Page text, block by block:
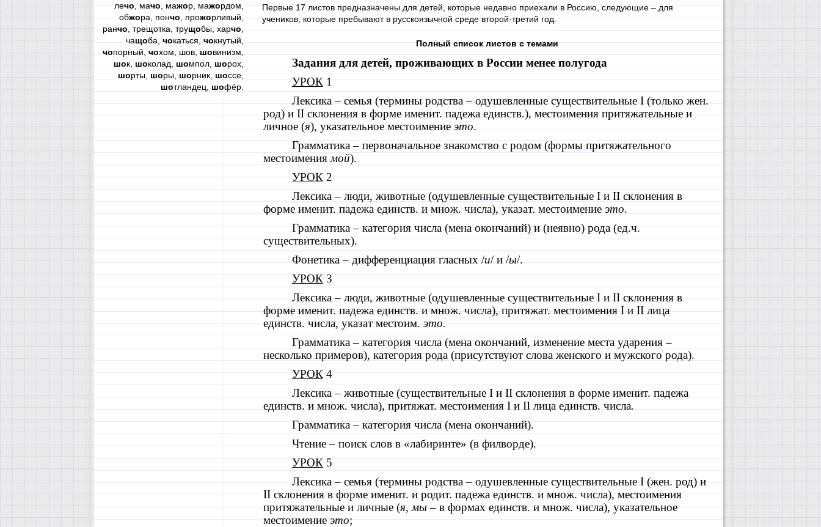
лечо, мачо, мажор, мажордом,
обжора, пончо, прожорливый,
ранчо, трещотка, трущобы, харчо,
чащоба,чокаться,чокнутый,
чопорный, чохом, шов, шовинизм,
шок, шоколад, шомпол, шорох,
шорты, шоры, шорник, шоссе,
шотландец, шофёр.
Первые 17 листов предназначены для детей, которые недавно приехали в Россию, следующие – для
учеников, которые пребывают в русскоязычной среде второй-третий год.
Полный список листов с темами
Задания для детей, проживающих в России менее полугода
УРОК1
Лексика – семья (термины родства – одушевленные существительныеI(только жен.
род) иIIсклонения в форме именит. падежа единств.), местоимения притяжательные и
личное (я), указательное местоимениеэто.
Грамматика – первоначальное знакомство с родом (формы притяжательного
местоимениямой).
УРОК2
Лексика – люди, животные (одушевленные существительные Iи IIсклонения в
форме именит. падежа единств. и множ. числа), указат. местоимение это.
Грамматика – категория числа (мена окончаний) и (неявно) рода (ед.ч.
существительных).
Фонетика – дифференциация гласных /и/ и /ы/.
УРОК3
Лексика – люди, животные (одушевленные существительныеIиIIсклонения в
форме именит. падежа единств. и множ. числа), притяжат. местоименияIиIIлица
единств. числа, указат местоим.это.
Грамматика – категория числа (мена окончаний, изменение места ударения –
несколько примеров), категория рода (присутствуют слова женского и мужского рода).
УРОК4
Лексика – животные (существительные Iи IIсклонения в форме именит. падежа
единств. и множ. числа), притяжат. местоимения Iи IIлица единств. числа.
Грамматика – категория числа (мена окончаний).
Чтение – поиск слов в «лабиринте» (в филворде).
УРОК5
Лексика – семья (термины родства – одушевленные существительныеI(жен. род) и
IIсклонения в форме именит. и родит. падежа единств. и множ. числа), местоимения
притяжательные и личные (я, мы– в формах единств. и множ. числа), указательное
местоимениеэто;